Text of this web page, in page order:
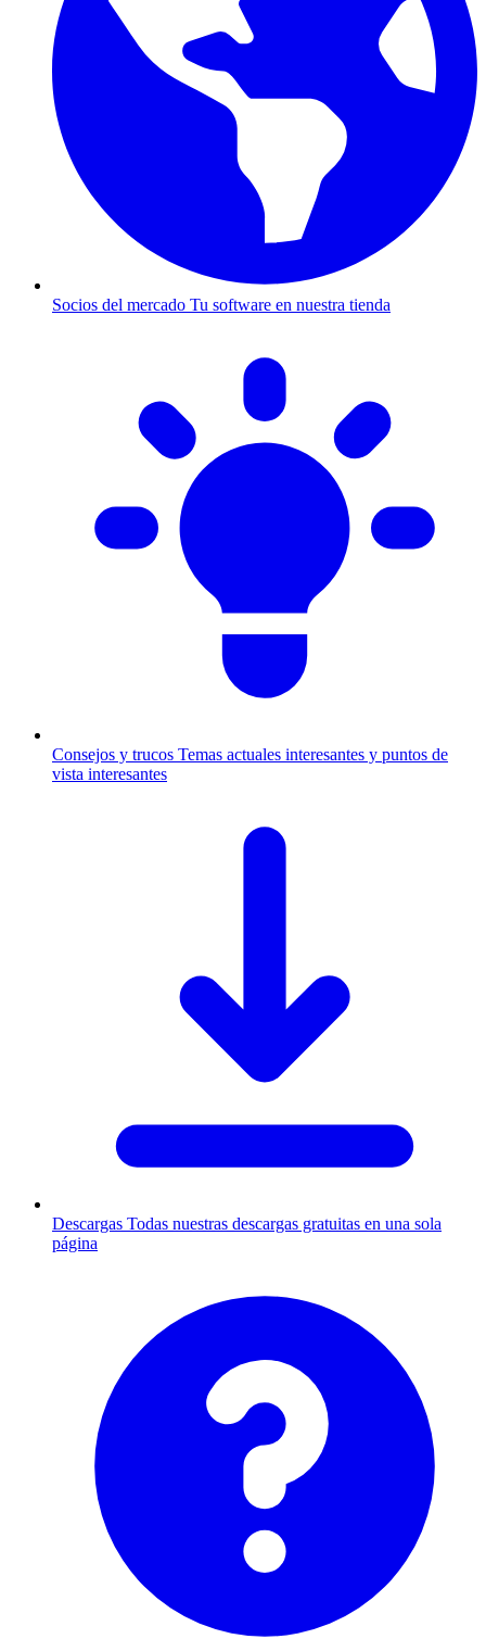
Socios del mercado Tu software en nuestra tienda
Consejos y trucos Temas actuales interesantes y puntos de
vista interesantes
Descargas Todas nuestras descargas gratuitas en una sola
página